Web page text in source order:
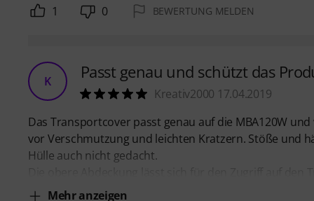
1 0 BEWERTUNG MELDEN
K Passt genau und schützt das
Kreativ2000 17.04.2019
Das Transportcover passt genau auf die MBA120W
vor Verschmutzung und leichten Kratzern. Stöße und
Hülle auch nicht gedacht.
Mehr anzeigen